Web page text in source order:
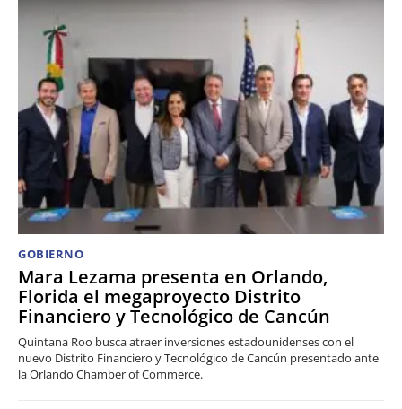
GOBIERNO
Mara Lezama presenta en Orlando,
Florida el megaproyecto Distrito
Financiero y Tecnológico de Cancún
Quintana Roo busca atraer inversiones estadounidenses con el
nuevo Distrito Financiero y Tecnológico de Cancún presentado ante
la Orlando Chamber of Commerce.